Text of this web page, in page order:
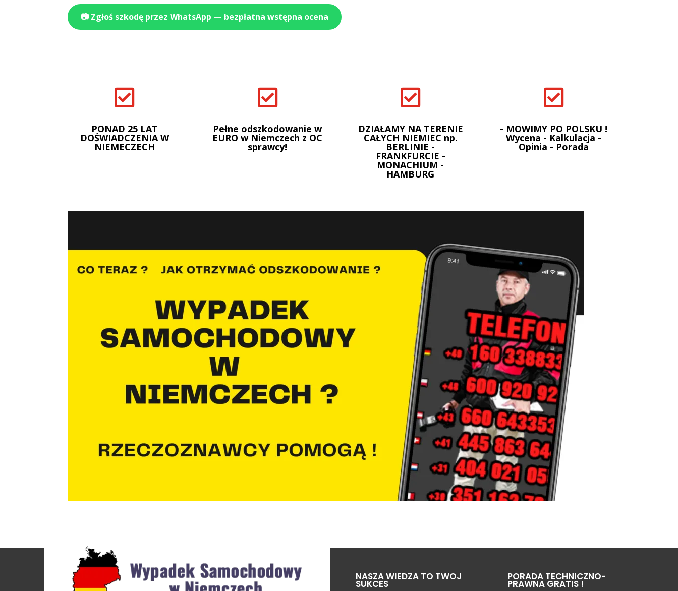
📷 Zgłoś szkodę przez WhatsApp — bezpłatna wstępna ocena

PONAD 25 LAT
DOŚWIADCZENIA W
NIEMECZECH

Pełne odszkodowanie w
EURO w Niemczech z OC
sprawcy!

DZIAŁAMY NA TERENIE
CAŁYCH NIEMIEC np.
BERLINIE -
FRANKFURCIE -
MONACHIUM -
HAMBURG

- MOWIMY PO POLSKU !
Wycena - Kalkulacja -
Opinia - Porada
NASZA WIEDZA TO TWOJ
SUKCES
PORADA TECHNICZNO-
PRAWNA GRATIS !